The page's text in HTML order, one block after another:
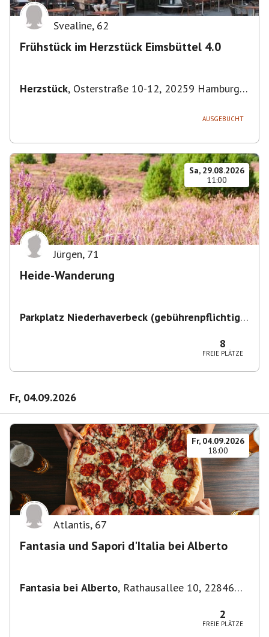
Svealine, 62
Frühstück im Herzstück Eimsbüttel 4.0
Herzstück, Osterstraße 10-12, 20259 Hamburg-
AUSGEBUCHT
Sa, 29.08.2026
11:00
Jürgen, 71
Heide-Wanderung
Parkplatz Niederhaverbeck (gebührenpflichtig),
8
FREIE PLÄTZE
Fr, 04.09.2026
Fr, 04.09.2026
18:00
Atlantis, 67
Fantasia und Sapori d'Italia bei Alberto
Fantasia bei Alberto, Rathausallee 10, 22846
2
FREIE PLÄTZE